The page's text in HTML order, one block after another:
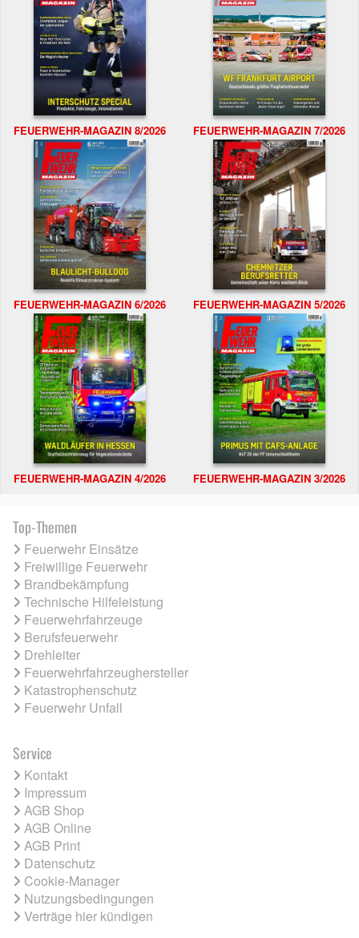
FEUERWEHR-MAGAZIN 8/2026 FEUERWEHR-MAGAZIN 7/2026
FEUERWEHR-MAGAZIN 6/2026 FEUERWEHR-MAGAZIN 5/2026
FEUERWEHR-MAGAZIN 4/2026 FEUERWEHR-MAGAZIN 3/2026
Top-Themen
Feuerwehr Einsätze
Freiwillige Feuerwehr
Brandbekämpfung
Technische Hilfeleistung
Feuerwehrfahrzeuge
Berufsfeuerwehr
Drehleiter
Feuerwehrfahrzeughersteller
Katastrophenschutz
Feuerwehr Unfall
Service
Kontakt
Impressum
AGB Shop
AGB Online
AGB Print
Datenschutz
Cookie-Manager
Nutzungsbedingungen
Verträge hier kündigen